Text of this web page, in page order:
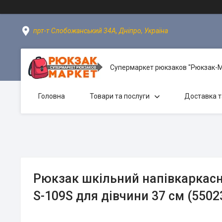
прт-т Слобожанський 34А, Дніпро, Україна
Супермаркет рюкзаков "Рюкзак-
Головна Товари та послуги Доставка
Рюкзак шкільний
S-109S для дівчини 37 см